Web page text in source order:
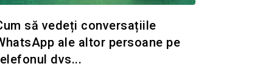
să vedeți conversațiile
ale altor persoane pe
dvs...